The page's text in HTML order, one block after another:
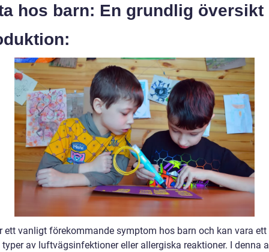
hos barn: En grundlig översikt
ett vanligt förekommande symptom hos barn och kan vara ett
av luftvägsinfektioner eller allergiska reaktioner. I denna